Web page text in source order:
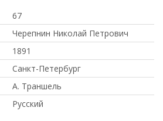
67
Черепнин Николай Петрович
1891
Санкт-Петербург
А. Траншель
Русский